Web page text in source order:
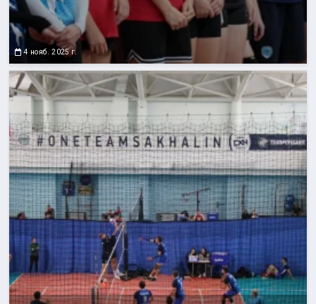
4 нояб. 2025 г.